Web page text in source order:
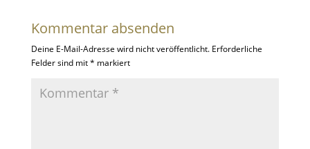
Kommentar absenden
Deine E-Mail-Adresse wird nicht veröffentlicht. Erforderliche
Felder sind mit* markiert